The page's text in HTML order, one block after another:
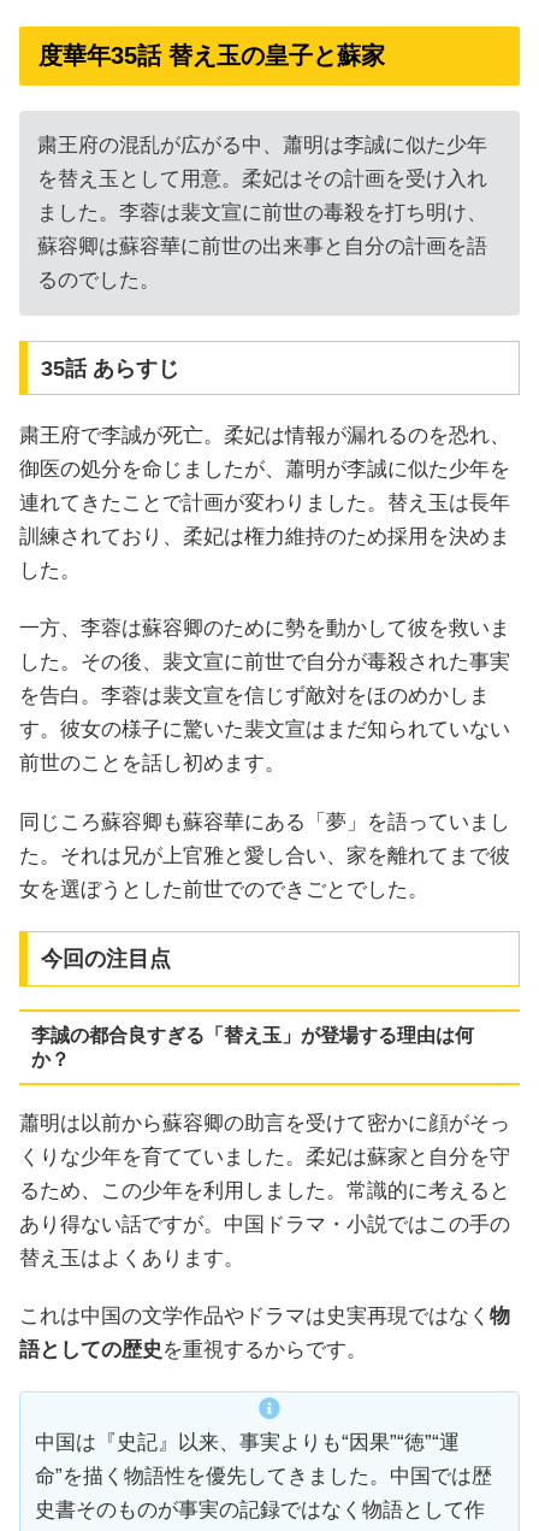
度華年35話 替え玉の皇子と蘇家
粛王府の混乱が広がる中、蕭明は李誠に似た少年
を替え玉として用意。柔妃はその計画を受け入れ
ました。李蓉は裴文宣に前世の毒殺を打ち明け、
蘇容卿は蘇容華に前世の出来事と自分の計画を語
るのでした。
35話 あらすじ
粛王府で李誠が死亡。柔妃は情報が漏れるのを恐れ、
御医の処分を命じましたが、蕭明が李誠に似た少年を
連れてきたことで計画が変わりました。替え玉は長年
訓練されており、柔妃は権力維持のため採用を決めま
した。
一方、李蓉は蘇容卿のために勢を動かして彼を救いま
した。その後、裴文宣に前世で自分が毒殺された事実
を告白。李蓉は裴文宣を信じず敵対をほのめかしま
す。彼女の様子に驚いた裴文宣はまだ知られていない
前世のことを話し初めます。
同じころ蘇容卿も蘇容華にある「夢」を語っていまし
た。それは兄が上官雅と愛し合い、家を離れてまで彼
女を選ぼうとした前世でのできごとでした。
今回の注目点
李誠の都合良すぎる「替え玉」が登場する理由は何
か？
蕭明は以前から蘇容卿の助言を受けて密かに顔がそっ
くりな少年を育てていました。柔妃は蘇家と自分を守
るため、この少年を利用しました。常識的に考えると
あり得ない話ですが。中国ドラマ・小説ではこの手の
替え玉はよくあります。
これは中国の文学作品やドラマは史実再現ではなく 物
語としての歴史 を重視するからです。
中国は『史記』以来、事実よりも“因果”“徳”“運
命”を描く物語性を優先してきました。中国では歴
史書そのものが事実の記録ではなく物語として作